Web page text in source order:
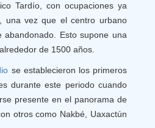
Tardío, con ocupaciones ya
una vez que el centro urbano
abandonado. Esto supone una
de 1500 años.
se establecieron los primeros
durante este periodo cuando
presente en el panorama de
otros como Nakbé, Uaxactún